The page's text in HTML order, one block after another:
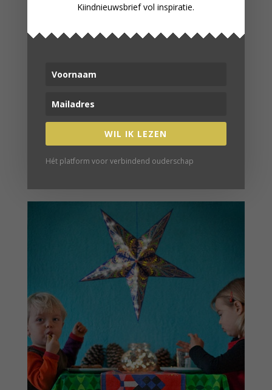
Kiindnieuwsbrief vol inspiratie.
WIL IK LEZEN
Hét platform voor verbindend ouderschap